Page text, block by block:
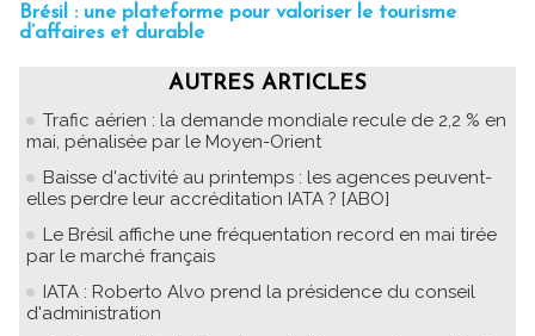
Brésil : une plateforme pour valoriser le tourisme
d’affaires et durable
AUTRES ARTICLES
Trafic aérien : la demande mondiale recule de 2,2 % en
mai, pénalisée par le Moyen-Orient
Baisse d'activité au printemps : les agences peuvent-
elles perdre leur accréditation IATA ? [ABO]
Le Brésil affiche une fréquentation record en mai tirée
par le marché français
IATA : Roberto Alvo prend la présidence du conseil
d'administration